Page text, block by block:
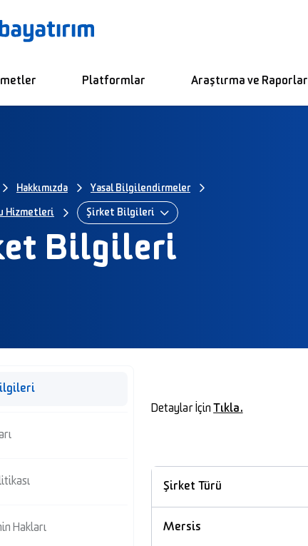
Platformlar Araştırma ve Raporlar
Hakkımızda Yasal Bilgilendirmeler
Hizmetleri Şirket Bilgileri
Bilgileri
Hakları
Detaylar İçinTıkla.
Şirket Türü
Mersis